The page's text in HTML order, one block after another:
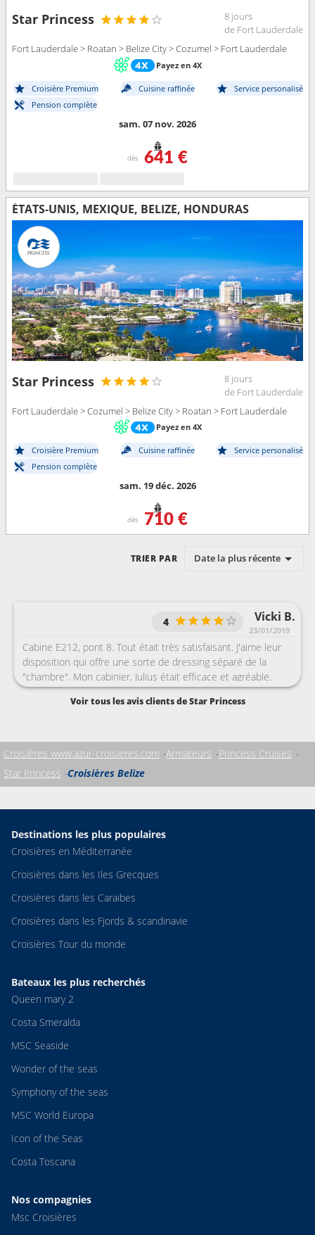
Star Princess
8 jours
de Fort Lauderdale
Fort Lauderdale > Roatan > Belize City > Cozumel > Fort Lauderdale
Payez en 4X
Croisière Premium Cuisine raffinée
Service personalisé
Pension complète
sam. 07 nov. 2026
dès 641 €
ÉTATS-UNIS, MEXIQUE, BELIZE, HONDURAS
Star Princess
8 jours
de Fort Lauderdale
Fort Lauderdale > Cozumel > Belize City > Roatan > Fort Lauderdale
Payez en 4X
Croisière Premium Cuisine raffinée
Service personalisé
Pension complète
sam. 19 déc. 2026
dès 710 €
TRIER PAR Date la plus récente
Vicki B.
23/01/2019
4
Cabine E212, pont 8. Tout était très satisfaisant. J'aime leur
disposition qui offre une sorte de dressing séparé de la
"chambre". Mon cabinier, Julius était efficace et agréable.
Restauration, en dessous de ma croisière précédente sur le
Voir tous les avis clients de Star Princess
Croisières www.azur-croisieres.com Armateurs Princess Cruises
Star Princess Croisières Belize
Destinations les plus populaires
Croisières en Méditerranée
Croisières dans les Iles Grecques
Croisières dans les Caraibes
Croisières dans les Fjords & scandinavie
Croisières Tour du monde
Bateaux les plus recherchés
Queen mary 2
Costa Smeralda
MSC Seaside
Wonder of the seas
Symphony of the seas
MSC World Europa
Icon of the Seas
Costa Toscana
Nos compagnies
Msc Croisières